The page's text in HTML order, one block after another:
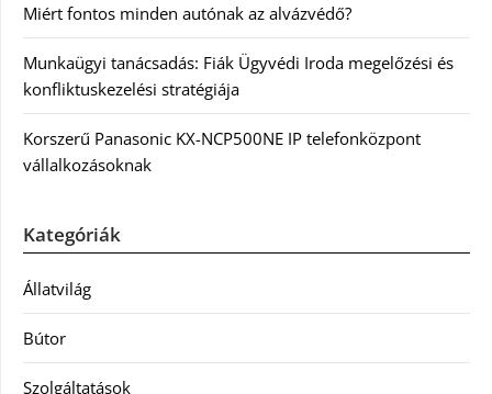
Miért fontos minden autónak az alvázvédő?
Munkaügyi tanácsadás: Fiák Ügyvédi Iroda megelőzési és
konfliktuskezelési stratégiája
Korszerű Panasonic KX-NCP500NE IP telefonközpont
vállalkozásoknak
Kategóriák
Állatvilág
Bútor
Szolgáltatások